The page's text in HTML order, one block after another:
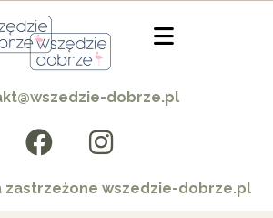
dobrze.pl
zastrzeżone wszedzie-dobrze.pl